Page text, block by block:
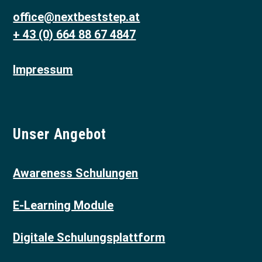
office@nextbeststep.at
+ 43 (0) 664 88 67 4847
Impressum
Unser Angebot
Awareness Schulungen
E-Learning Module
Digitale Schulungsplattform